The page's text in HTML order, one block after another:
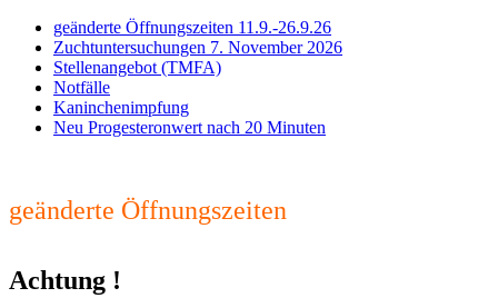
geänderte Öffnungszeiten 11.9.-26.9.26
Zuchtuntersuchungen 7. November 2026
Stellenangebot (TMFA)
Notfälle
Kaninchenimpfung
Neu Progesteronwert nach 20 Minuten
geänderte Öffnungszeiten
Achtung !